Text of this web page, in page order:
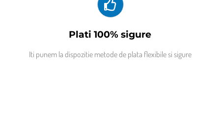
Plati 100% sigure
Iti punem la dispozitie metode de plata flexibile si sigure